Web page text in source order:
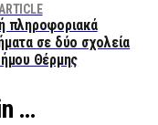
πληροφοριακά
σε δύο σχολεία
Θέρμης
…